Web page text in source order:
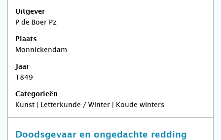
Uitgever
P de Boer Pz
Plaats
Monnickendam
Jaar
1849
Categorieën
Kunst | Letterkunde / Winter | Koude winters
Doodsgevaar en ongedachte redding